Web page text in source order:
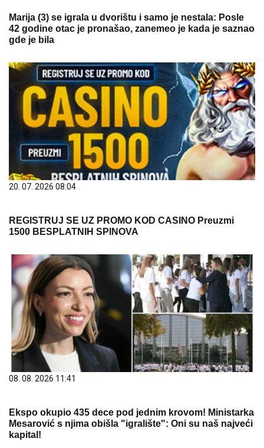
Marija (3) se igrala u dvorištu i samo je nestala: Posle
42 godine otac je pronašao, zanemeo je kada je saznao
gde je bila
20. 07. 2026 08:04
REGISTRUJ SE UZ PROMO KOD CASINO Preuzmi
1500 BESPLATNIH SPINOVA
08. 08. 2026 11:41
Ekspo okupio 435 dece pod jednim krovom! Ministarka
Mesarović s njima obišla "igralište": Oni su naš najveći
kapital!